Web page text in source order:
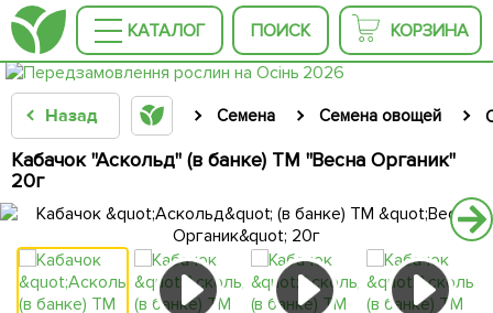
КАТАЛОГ ПОИСК КОРЗИНА
Назад Семена Семена овощей
Кабачок "Аскольд" (в банке) ТМ "Весна Органик"
20г